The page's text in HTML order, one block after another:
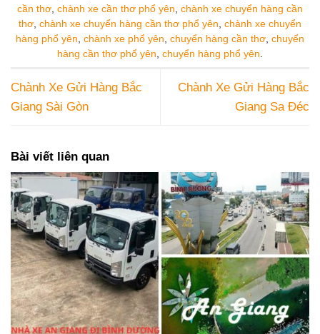
cần thơ chành xe cần thơ phổ yên chành xe chuyển hàng cần
thơ chành xe chuyển hàng cần thơ phổ yên chành xe chuyển
hàng phổ yên chành xe phổ yên chuyển hàng cần thơ chuyển
hàng cần thơ phổ yên chuyển hàng phổ yên
Chành Xe Gửi Hàng Bắc
Giang Sài Gòn
Chành Xe Gửi Hàng Bắc
Giang Sa Đéc
Bài viết liên quan